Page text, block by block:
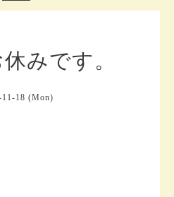
みです。
11-18 (Mon)